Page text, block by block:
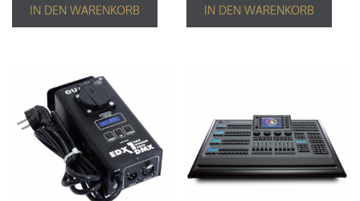
IN DEN WARENKORB IN DEN WARENKORB